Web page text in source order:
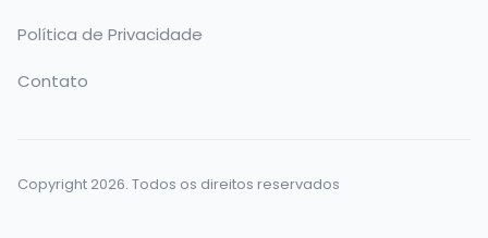
Política de Privacidade
Contato
Copyright 2026. Todos os direitos reservados